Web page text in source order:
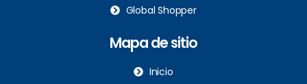
Global Shopper
Mapa de sitio
Inicio